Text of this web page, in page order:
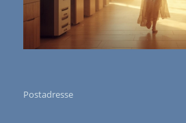
Postadresse